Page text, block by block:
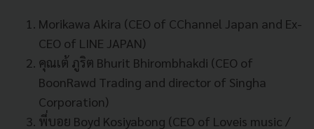
Morikawa Akira (CEO of CChannel Japan and Ex-
CEO of LINE JAPAN)
คุณเต้ ภูริต Bhurit Bhirombhakdi (CEO of
BoonRawd Trading and director of Singha
Corporation)
พี่บอย Boyd Kosiyabong (CEO of Loveis music /